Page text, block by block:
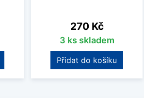
Cena
270 Kč
3 ks skladem
Přidat do košíku